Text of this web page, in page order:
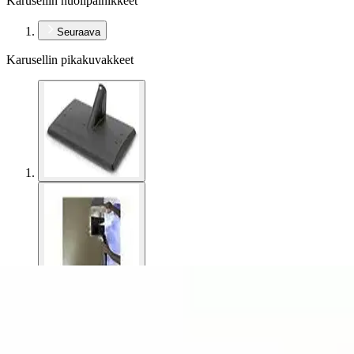
Seuraava
Karusellin pikakuvakkeet